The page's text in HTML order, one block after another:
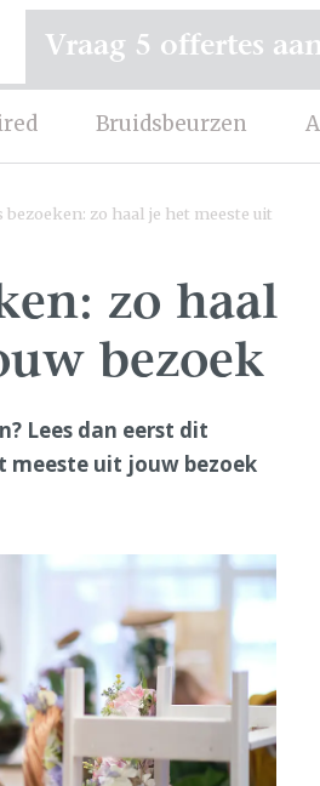
Bruidsbeurzen
Vraag 5 offertes
bezoeken: zo haal je het meeste uit
zo haal
bezoek
Lees dan eerst dit
meeste uit jouw bezoek